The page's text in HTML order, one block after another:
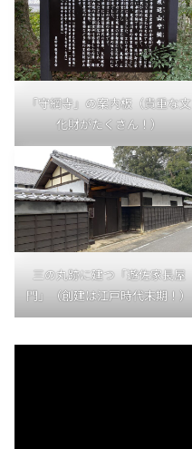
「守綱寺」の案内板（貴重な文
化財がたくさん！）
三の丸跡に建つ「遊佐家長屋
門」（創建は江戸時代末期！）